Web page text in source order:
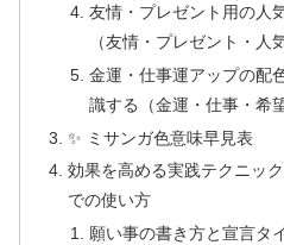
友情・プレゼント用の人
（友情・プレゼント・人
金運・仕事運アップの配
識する（金運・仕事・希
✨ ミサンガ色意味早見表
効果を高める実践テクニッ
での使い方
願い事の書き方と宣言タ